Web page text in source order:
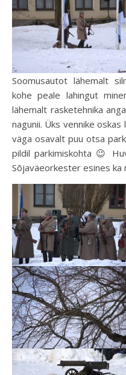
Soomusautot lähemalt
kohe peale lahingut
lähemalt rasketehnika
nagunii. Üks vennike
väga osavalt puu otsa
pildil parkimiskohta 😉
Sõjaväeorkester esines ka